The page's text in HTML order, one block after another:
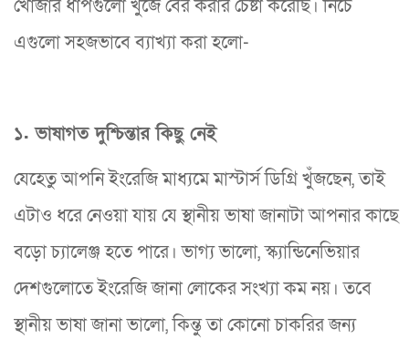
খোঁজার ধাপগুলো খুঁজে বের করার চেষ্টা করেছি। নিচে
এগুলো সহজভাবে ব্যাখ্যা করা হলো-
১. ভাষাগত দুশ্চিন্তার কিছু নেই
যেহেতু আপনি ইংরেজি মাধ্যমে মাস্টার্স ডিগ্রি খুঁজছেন, তাই
এটাও ধরে নেওয়া যায় যে স্থানীয় ভাষা জানাটা আপনার কাছে
বড়ো চ্যালেঞ্জ হতে পারে। ভাগ্য ভালো, স্ক্যান্ডিনেভিয়ার
দেশগুলোতে ইংরেজি জানা লোকের সংখ্যা কম নয়। তবে
স্থানীয় ভাষা জানা ভালো, কিন্তু তা কোনো চাকরির জন্য